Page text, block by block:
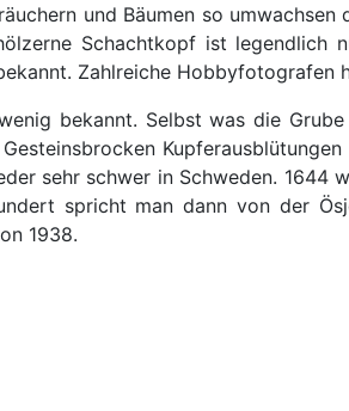
und Bäumen so
Schachtkopf ist legendlich
Zahlreiche Hobbyfotografen
bekannt. Selbst was die
sehr schwer in Schweden.
spricht man dann von der
1938.